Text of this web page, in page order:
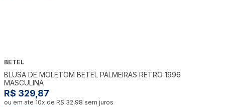
BETEL
BLUSA DE MOLETOM BETEL PALMEIRAS RETRÔ 1996
MASCULINA
R$ 329,87
ou em ate 10x de R$ 32,98 sem juros